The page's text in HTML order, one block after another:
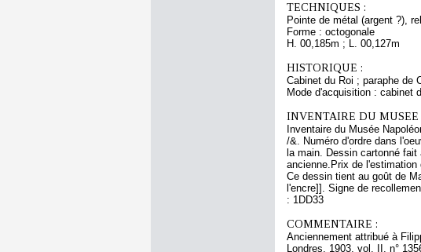
TECHNIQUES :
Pointe de métal (argent ?),
Forme : octogonale
H. 00,185m ; L. 00,127m
HISTORIQUE :
Cabinet du Roi ; paraphe de
Mode d'acquisition : cabinet
INVENTAIRE DU MUSEE
Inventaire du Musée
/&. Numéro d'ordre dans
la main. Dessin cartonné
ancienne.Prix de
Ce dessin tient au goût de
l'encre]]. Signe de
: 1DD33
COMMENTAIRE :
Anciennement attribué à
Londres, 1903, vol. II, n°